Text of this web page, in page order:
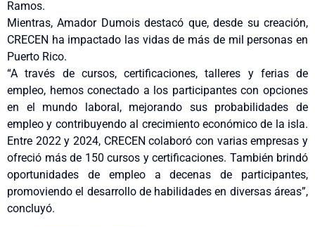
Ramos.
Mientras, Amador Dumois destacó que, desde su creación,
CRECEN ha impactado las vidas de más de mil personas en
Puerto Rico.
“A través de cursos, certificaciones, talleres y ferias de
empleo, hemos conectado a los participantes con opciones
en el mundo laboral, mejorando sus probabilidades de
empleo y contribuyendo al crecimiento económico de la isla.
Entre 2022 y 2024, CRECEN colaboró con varias empresas y
ofreció más de 150 cursos y certificaciones. También brindó
oportunidades de empleo a decenas de participantes,
promoviendo el desarrollo de habilidades en diversas áreas”,
concluyó.